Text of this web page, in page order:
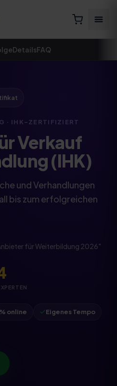
DetailsFAQ
· IHK-ZERTIFIZIERT
Verkauf
(IHK)
und Verhandlungen
bis zum erfolgreichen
für Weiterbildung 2026"
online Eigenes Tempo